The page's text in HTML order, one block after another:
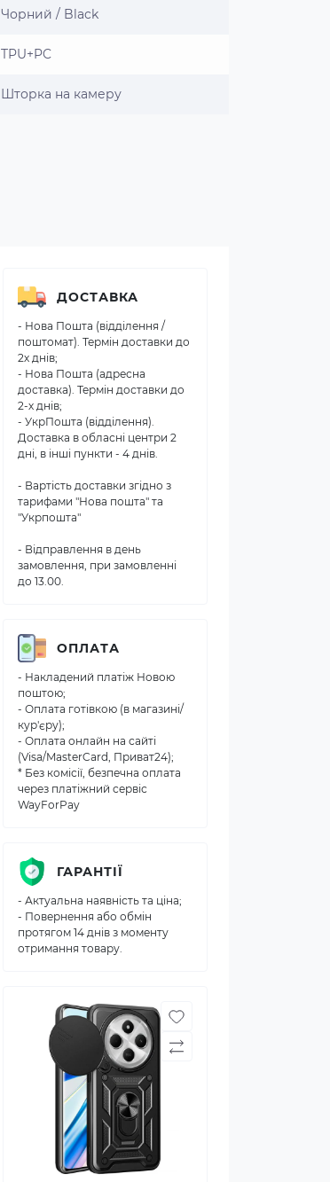
Чорний / Black
TPU+PC
Шторка на камеру
ДОСТАВКА
- Нова Пошта (відділення /
поштомат). Термін доставки до
2х днів;
- Нова Пошта (адресна
доставка). Термін доставки до
2-х днів;
- УкрПошта (відділення).
Доставка в обласні центри 2
дні, в інші пункти - 4 днів.
- Вартість доставки згідно з
тарифами "Нова пошта" та
"Укрпошта"
- Відправлення в день
замовлення, при замовленні
до 13.00.
ОПЛАТА
- Накладений платіж Новою
поштою;
- Оплата готівкою (в магазині/
кур'єру);
- Оплата онлайн на сайті
(Visa/MasterCard, Приват24);
* Без комісії, безпечна оплата
через платіжний сервіс
WayForPay
ГАРАНТІЇ
- Актуальна наявність та ціна;
- Повернення або обмін
протягом 14 днів з моменту
отримання товару.